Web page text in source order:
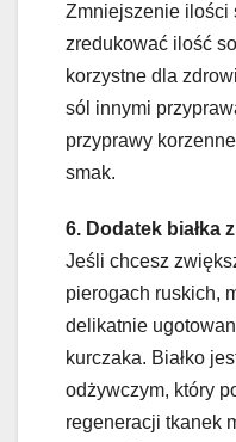
Zmniejszenie ilości
zredukować ilość
korzystne dla
sól innymi
przyprawy
smak.
6. Dodatek białka
Jeśli chcesz
pierogach ruskich,
delikatnie
kurczaka. Białko
odżywczym, który
regeneracji tkanek